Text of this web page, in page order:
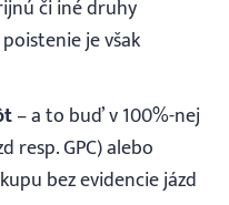
či iné druhy
je však
– a to buď v 100%-nej
resp. GPC) alebo
bez evidencie jázd